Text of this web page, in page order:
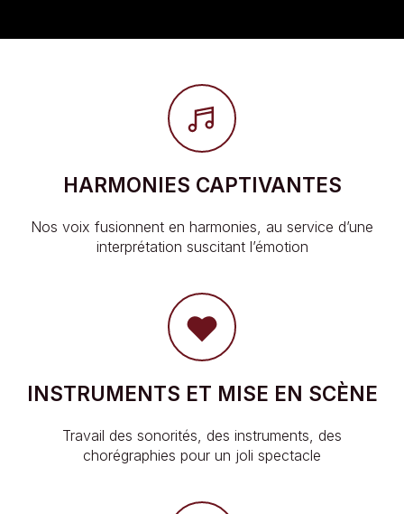
HARMONIES CAPTIVANTES
Nos voix fusionnent en harmonies, au service d’une
interprétation suscitant l’émotion
INSTRUMENTS ET MISE EN SCÈNE
Travail des sonorités, des instruments, des
chorégraphies pour un joli spectacle